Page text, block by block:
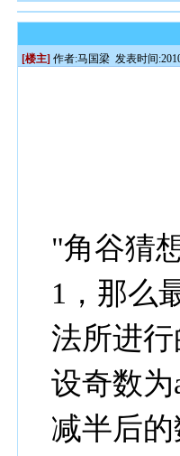
[楼主] 作者:马国梁 发表时间
"角谷猜
1，那么
法所进行
设奇数
减半后的